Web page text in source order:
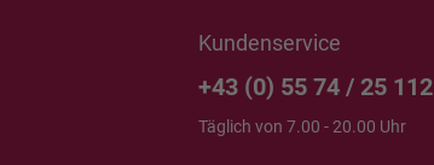
Kundenservice
+43 (0) 55 74 / 25 112
Täglich von 7.00 - 20.00 Uhr